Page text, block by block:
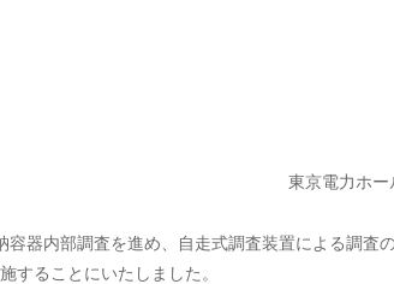
東京電力ホー
器内部調査を進め、自走式調査装置による調査
することにいたしました。